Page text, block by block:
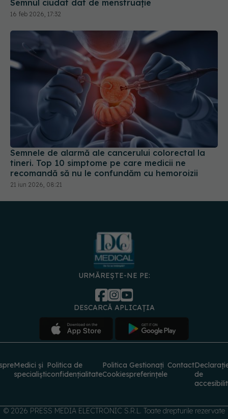
Semnele de alarmă ale cancerului colorectal la
tineri. Top 10 simptome pe care medicii ne
recomandă să nu le confundăm cu hemoroizii
DESCARCĂ APLICAȚIA
confidențialitate
Politica
preferințele
Contact
© 2026 PRESS MEDIA ELECTRONIC S.R.L. Toate drepturile rezervate